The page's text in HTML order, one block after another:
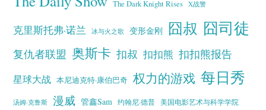
The Dark Knight Rises X战警
克里斯托弗·诺兰 冰与火之歌 变形金刚 囧叔 囧司徒
复仇者联盟 奥斯卡 扣叔 扣扣熊 扣扣熊报告
星球大战 本尼迪克特·康伯巴奇 权力的游戏 每日秀
汤姆·克鲁斯 漫威 管鑫Sam 约翰尼·德普
美国电影艺术与科学学院